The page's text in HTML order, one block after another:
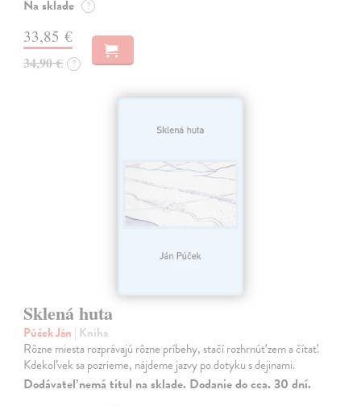
Na sklade ?
33,85 €
34,90 € ?
Sklená huta
Púček Ján | Kniha
Rôzne miesta rozprávajú rôzne príbehy, stačí rozhrnúť zem a čítať.
Kdekoľvek sa pozrieme, nájdeme jazvy po dotyku s dejinami.
Dodávateľ nemá titul na sklade. Dodanie do cca. 30 dní.